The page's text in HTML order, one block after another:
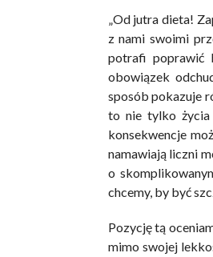
„Od jutra dieta!
z nami swoimi
potrafi poprawić
obowiązek
sposób pokazuje
to nie tylko życia
konsekwencje
namawiają liczni
o
chcemy, by być
Pozycję tą
mimo swojej